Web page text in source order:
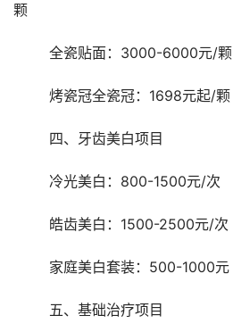
颗
	全瓷贴面：3000-6000元/颗
	烤瓷冠全瓷冠：1698元起/颗
	四、牙齿美白项目
	冷光美白：800-1500元/次
	皓齿美白：1500-2500元/次
	家庭美白套装：500-1000元
	五、基础治疗项目